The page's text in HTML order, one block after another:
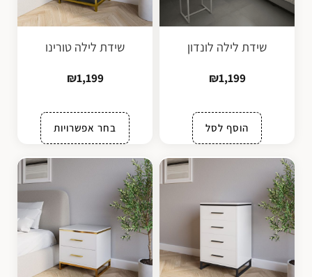
שידת לילה לונדון
₪1,199
הוסף לסל
שידת לילה טורינו
₪1,199
בחר אפשרויות